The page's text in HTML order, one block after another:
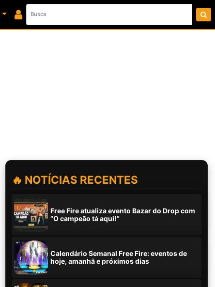
🔥 NOTÍCIAS RECENTES
Free Fire atualiza evento Bazar do Drop com
“O campeão tá aqui!”
Calendário Semanal Free Fire: eventos de
hoje, amanhã e próximos dias